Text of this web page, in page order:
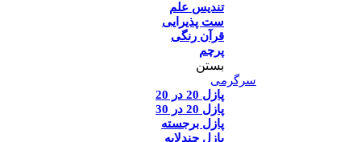
تندیس علم
ست پذیرایی
قرآن رنگی
پرچم
بستن
سرگرمی
پازل 20 در 20
پازل 20 در 30
پازل برجسته
پازل چندلایه